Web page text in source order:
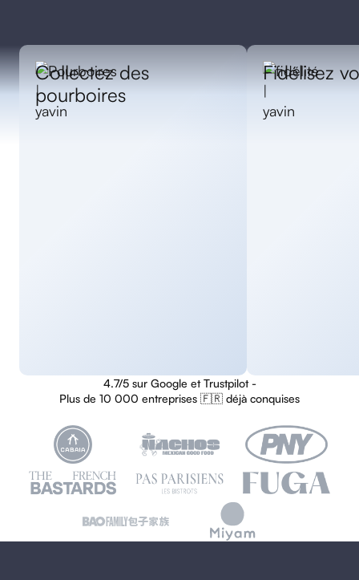
Collectez des
pourboires
Fidélisez
4.7/5 sur Google et Trustpilot -
Plus de 10 000 entreprises 🇫🇷 déjà conquises